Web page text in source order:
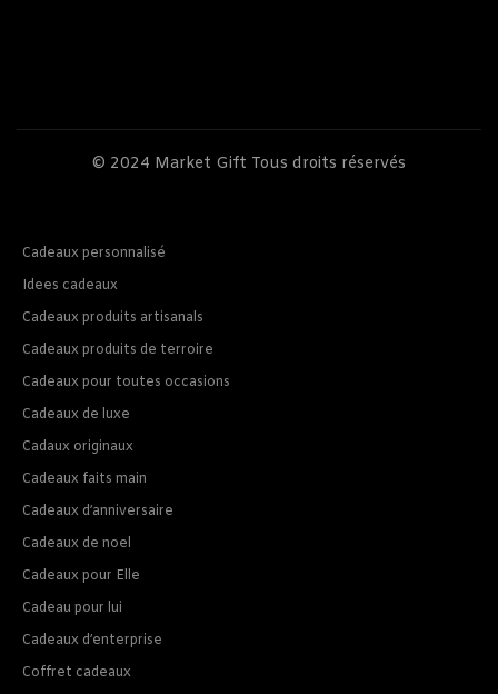
© 2024 Market Gift Tous droits réservés
Cadeaux personnalisé
Idees cadeaux
Cadeaux produits artisanals
Cadeaux produits de terroire
Cadeaux pour toutes occasions
Cadeaux de luxe
Cadaux originaux
Cadeaux faits main
Cadeaux d’anniversaire
Cadeaux de noel
Cadeaux pour Elle
Cadeau pour lui
Cadeaux d’enterprise
Coffret cadeaux